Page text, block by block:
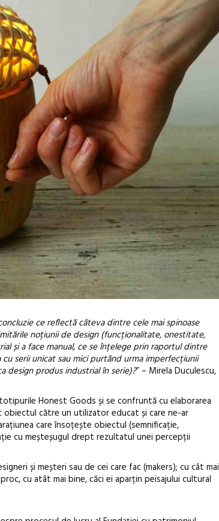
ce reflectă câteva dintre cele mai spinoase
noțiunii de design (funcționalitate, onestitate,
și a face manual, ce se înțelege prin raportul dintre
serii unicat sau mici purtând urma imperfecțiunii
design produs industrial în serie)?” – Mirela Duculescu,
Honest Goods și se confruntă cu elaborarea
obiectul către un utilizator educat și care ne-ar
care însoțește obiectul (semnificație,
cu meșteșugul drept rezultatul unei percepții
și meșteri sau de cei care fac (makers); cu cât mai
cu atât mai bine, căci ei aparțin peisajului cultural